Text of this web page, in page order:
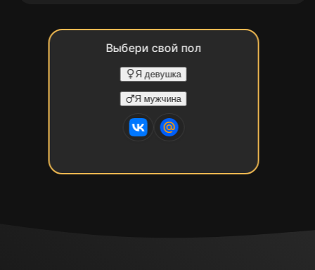
Выбери свой пол
Я девушка
Я мужчина